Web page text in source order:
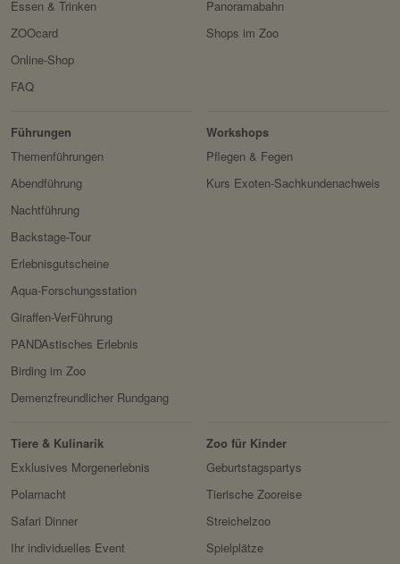
Essen & Trinken
ZOOcard
Panoramabahn
Shops im Zoo
Online-Shop
FAQ
Zoo
Führungen
Themenführungen
Abendführung
Nachtführung
Backstage-Tour
Erlebnisgutscheine
Aqua-Forschungsstation
Giraffen-VerFührung
PANDAstisches Erlebnis
Birding im Zoo
Demenzfreundlicher Rundgang
Workshops
Pflegen & Fegen
Kurs Exoten-Sachkundenachweis
Tiere & Kulinarik
Exklusives Morgenerlebnis
Polarnacht
Safari Dinner
Ihr individuelles Event
Zoo für Kinder
Geburtstagspartys
Tierische Zooreise
Streichelzoo
Spielplätze
&
Forschung